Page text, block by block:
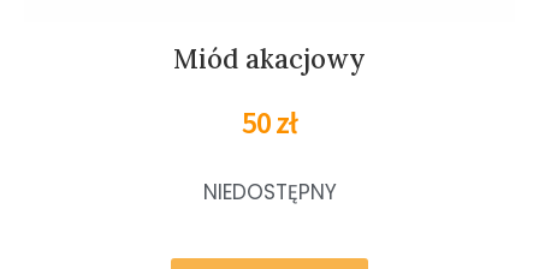
Miód akacjowy
50 zł
NIEDOSTĘPNY